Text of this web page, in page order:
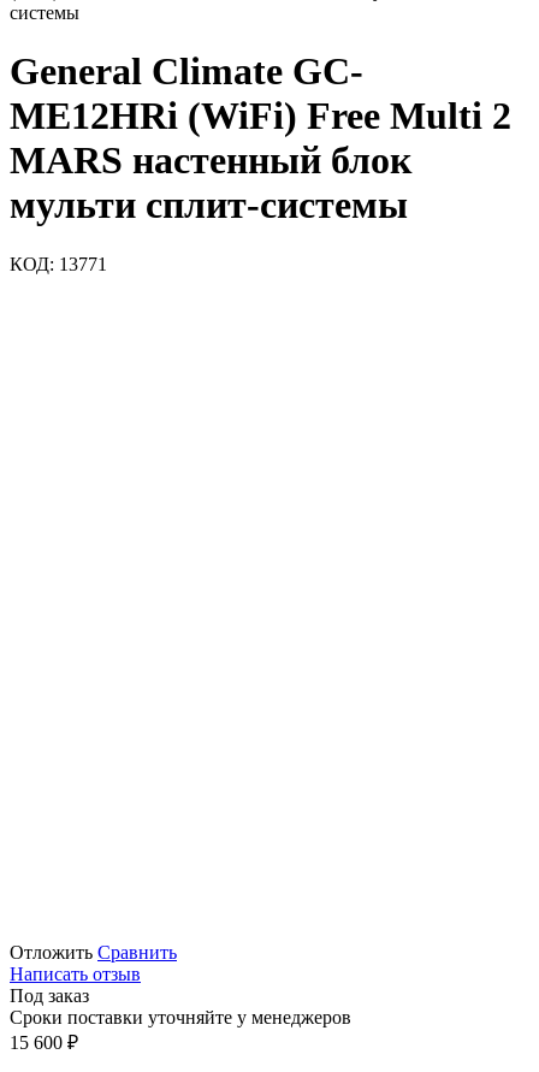
системы
General Climate GC-
ME12HRi (WiFi) Free Multi 2
MARS настенный блок
мульти сплит-системы
КОД: 13771
Отложить Сравнить
Написать отзыв
Под заказ
Сроки поставки уточняйте у менеджеров
15 600 ₽